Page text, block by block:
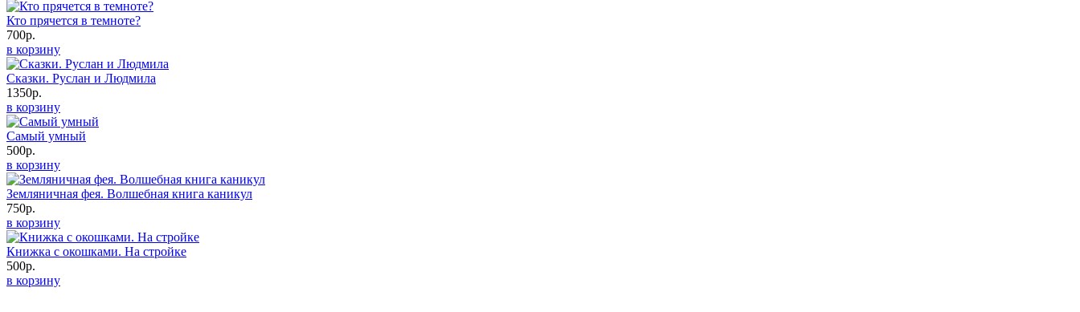
Кто прячется в темноте?
700р.
в корзину
Сказки. Руслан и Людмила
1350р.
в корзину
Самый умный
500р.
в корзину
Земляничная фея. Волшебная книга каникул
750р.
в корзину
Книжка с окошками. На стройке
500р.
в корзину